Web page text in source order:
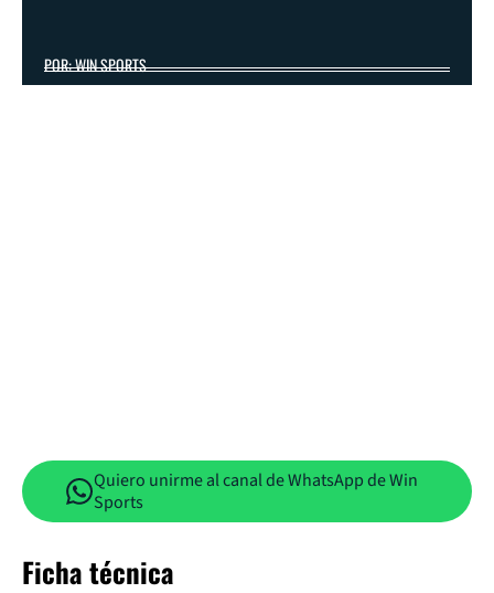
POR: WIN SPORTS
Quiero unirme al canal de WhatsApp de Win
Sports
Ficha técnica